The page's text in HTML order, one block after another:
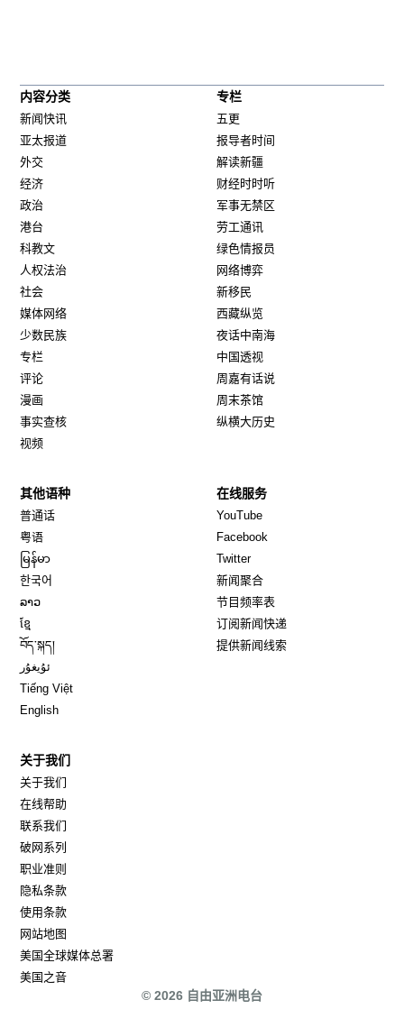
内容分类
新闻快讯
亚太报道
外交
经济
政治
港台
科教文
人权法治
社会
媒体网络
少数民族
专栏
评论
漫画
事实查核
视频
专栏
五更
报导者时间
解读新疆
财经时时听
军事无禁区
劳工通讯
绿色情报员
网络博弈
新移民
西藏纵览
夜话中南海
中国透视
周嘉有话说
周末茶馆
纵横大历史
其他语种
普通话
粤语
မြန်မာ
한국어
ລາວ
ខ្មែ
བོད་སྐད།
ئۇيغۇر
Tiếng Việt
English
在线服务
YouTube
Facebook
TwitterOpens in new window
新闻聚合
节目频率表
订阅新闻快递
提供新闻线索
关于我们
关于我们
在线帮助
联系我们
破网系列
职业准则
隐私条款
使用条款
网站地图
美国全球媒体总署
美国之音
© 2026 自由亚洲电台